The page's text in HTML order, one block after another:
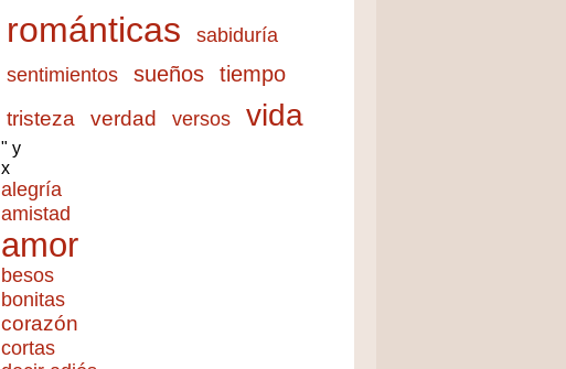
románticas
sabiduría
sentimientos
sueños tiempo
tristeza verdad versos vida
" y
x
alegría
amistad
amor
besos
bonitas
corazón
cortas